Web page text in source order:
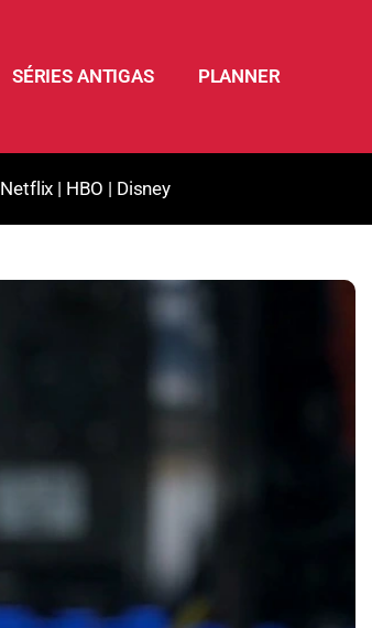
SÉRIES ANTIGAS PLANNER
Netflix | HBO | Disney